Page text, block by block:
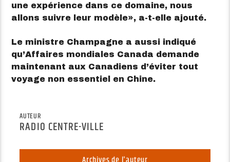
une expérience dans ce domaine, nous
allons suivre leur modèle
, a-t-elle ajouté.
Le ministre Champagne a aussi indiqué
qu’Affaires mondiales Canada demande
maintenant aux Canadiens d’éviter tout
voyage non essentiel en Chine.
AUTEUR
RADIO CENTRE-VILLE